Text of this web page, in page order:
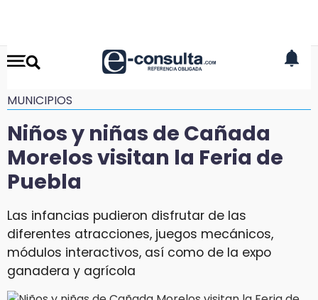
MUNICIPIOS
Niños y niñas de Cañada
Morelos visitan la Feria de
Puebla
Las infancias pudieron disfrutar de las
diferentes atracciones, juegos mecánicos,
módulos interactivos, así como de la expo
ganadera y agrícola